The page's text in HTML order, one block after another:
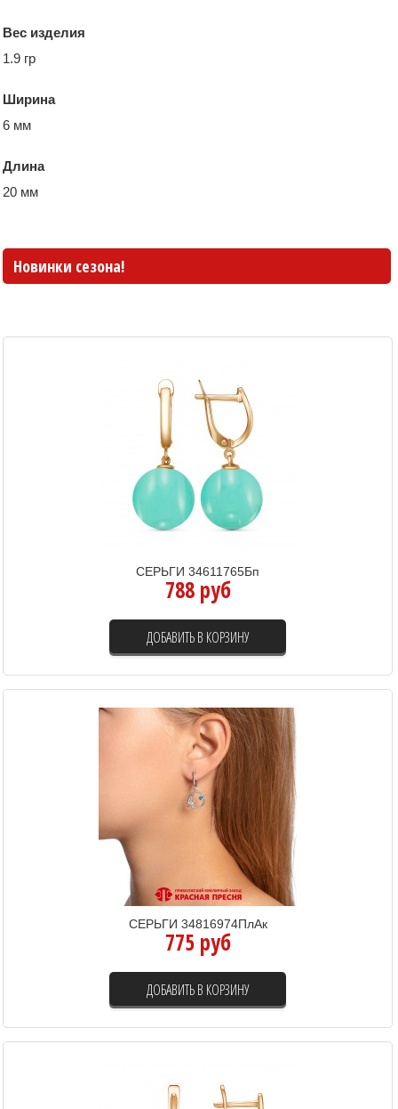
Вес изделия
1.9 гр
Ширина
6 мм
Длина
20 мм
Новинки сезона!
СЕРЬГИ 34611765Бп
788 руб
ДОБАВИТЬ В КОРЗИНУ
СЕРЬГИ 34816974ПлАк
775 руб
ДОБАВИТЬ В КОРЗИНУ